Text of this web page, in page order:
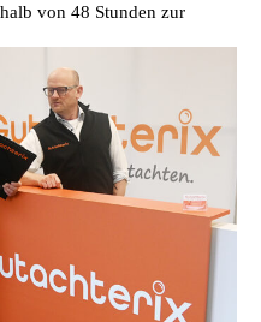
von 48 Stunden zur